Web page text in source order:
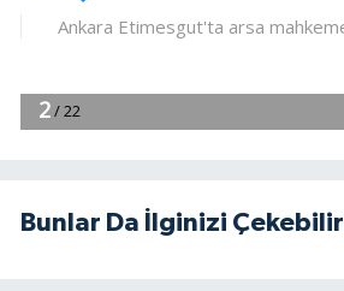
Bunlar Da İlginizi Çekebilir